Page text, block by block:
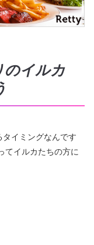
のイルカ
タイミングなんです
てイルカたちの方に